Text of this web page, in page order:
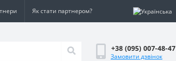
Як стати партнером?
+38 (095) 007-48-47
Замовити дзвінок